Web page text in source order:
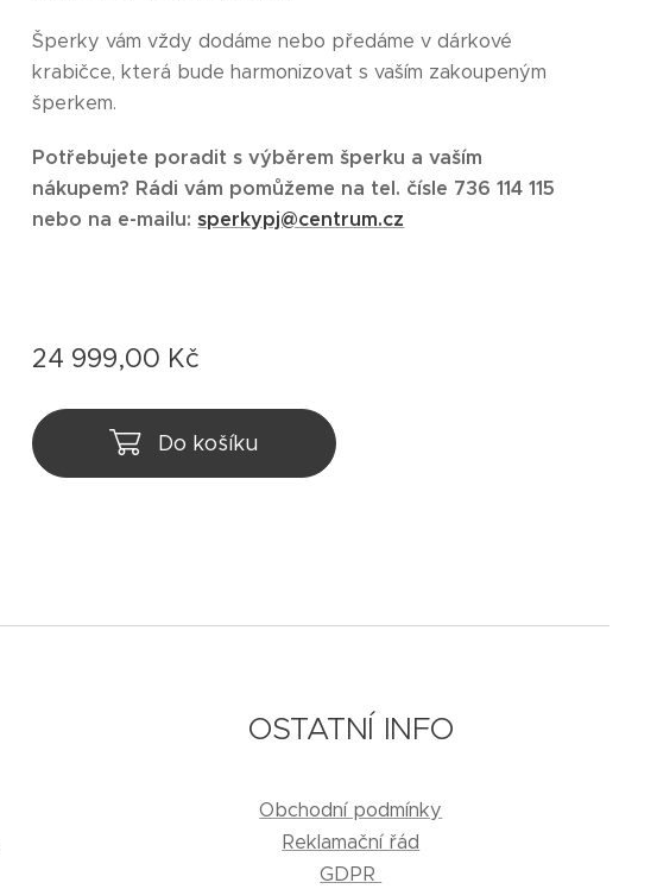
Šperky vám vždy dodáme nebo předáme v dárkové
krabičce, která bude harmonizovat s vaším zakoupeným
šperkem.
Potřebujete poradit s výběrem šperku a vaším
nákupem? Rádi vám pomůžeme na tel. čísle 736 114 115
nebo na e-mailu:sperkypj@centrum.cz
24 999,00 Kč
Do košíku
OSTATNÍ INFO
Obchodní podmínky
Reklamační řád
GDPR